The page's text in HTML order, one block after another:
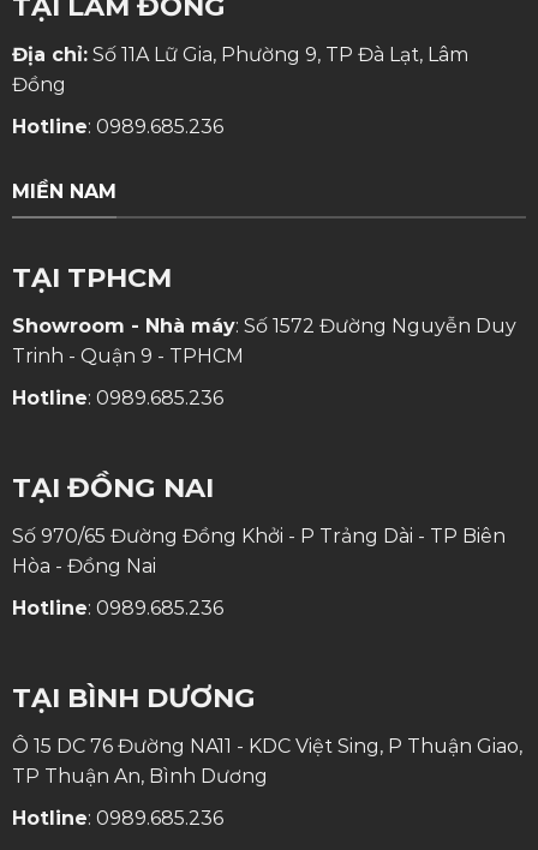
Địa chỉ:Số 11A Lữ Gia, Phường 9, TP Đà Lạt, Lâm
Đồng
Hotline: 0989.685.236
MIỀN NAM
TẠI TPHCM
Showroom - Nhà máy: Số 1572 Đường Nguyễn Duy
Trinh - Quận 9 - TPHCM
Hotline: 0989.685.236
TẠI ĐỒNG NAI
Số 970/65 Đường Đồng Khởi - P Trảng Dài - TP Biên
Hòa - Đồng Nai
Hotline: 0989.685.236
TẠI BÌNH DƯƠNG
Ô 15 DC 76 Đường NA11 - KDC Việt Sing, P Thuận Giao,
TP Thuận An, Bình Dương
Hotline: 0989.685.236